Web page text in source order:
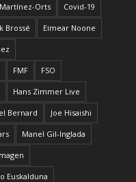
Orts Covid-19
Brossé Eimear Noone
FMF FSO
Hans Zimmer Live
Bernard Joe Hisaishi
Manel Gil-Inglada
Euskalduna